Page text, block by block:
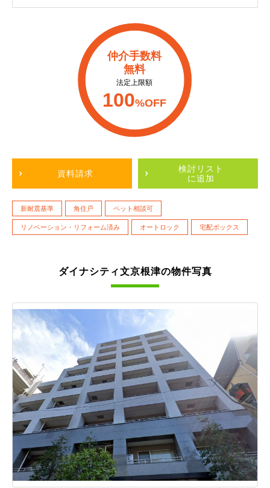
仲介手数料
無料
法定上限額
100%OFF
資料請求
検討リスト
に追加
新耐震基準 角住戸 ペット相談可
リノベーション・リフォーム済み オートロック 宅配ボックス
ダイナシティ文京根津の物件写真
Next